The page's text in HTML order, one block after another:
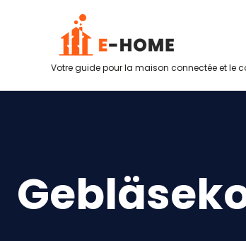
Votre guide pour la maison connectée et le